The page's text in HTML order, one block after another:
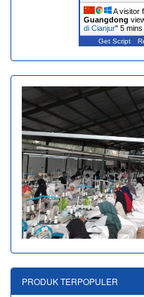
A visitor
Guangdong
di Cianjur" 5 mins
Get Script
PRODUK TERPOPULER